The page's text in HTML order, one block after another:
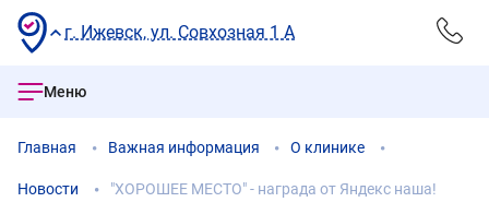
г. Ижевск, ул. Совхозная 1 А
Меню
Главная Важная информация О клинике
Новости "ХОРОШЕЕ МЕСТО" - награда от Яндекс наша!